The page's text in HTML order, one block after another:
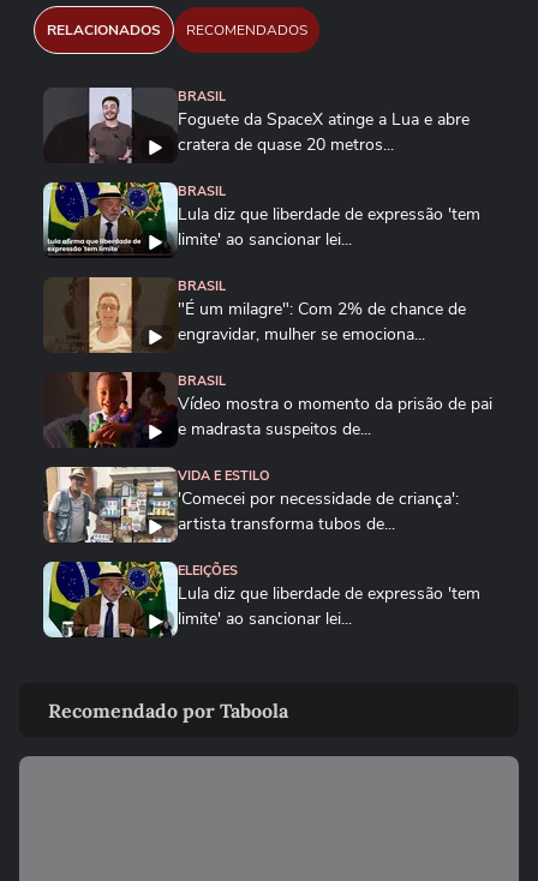
RELACIONADOS RECOMENDADOS
BRASIL
Foguete da SpaceX atinge a Lua e abre
cratera de quase 20 metros...
BRASIL
Lula diz que liberdade de expressão 'tem
limite' ao sancionar lei...
BRASIL
"É um milagre": Com 2% de chance de
engravidar, mulher se emociona...
BRASIL
Vídeo mostra o momento da prisão de pai
e madrasta suspeitos de...
VIDA E ESTILO
'Comecei por necessidade de criança':
artista transforma tubos de...
ELEIÇÕES
Lula diz que liberdade de expressão 'tem
limite' ao sancionar lei...
Gaspar como vice foi...
CIDADES
Recomendado por Taboola